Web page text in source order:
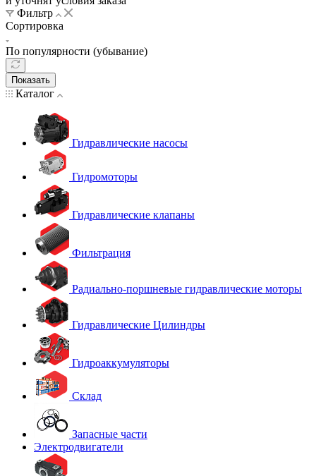
Фильтр
Сортировка
По популярности (убывание)
Показать
Каталог
Гидравлические насосы
Гидромоторы
Гидравлические клапаны
Фильтрация
Радиально-поршневые гидравлические моторы
Гидравлические Цилиндры
Гидроаккумуляторы
Склад
Запасные части
Электродвигатели